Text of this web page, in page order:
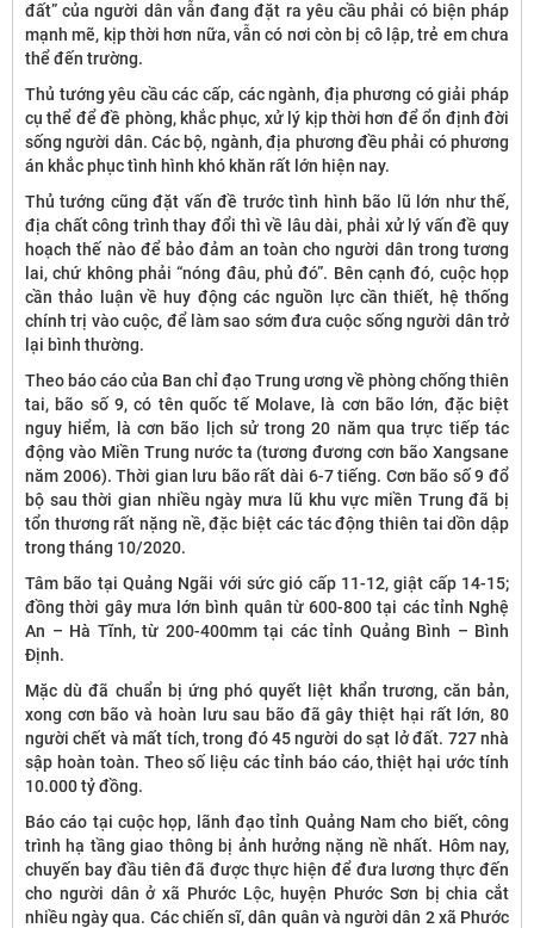
đất” của người dân vẫn đang đặt ra yêu cầu phải có biện pháp
mạnh mẽ, kịp thời hơn nữa, vẫn có nơi còn bị cô lập, trẻ em chưa
thể đến trường.
Thủ tướng yêu cầu các cấp, các ngành, địa phương có giải pháp
cụ thể để đề phòng, khắc phục, xử lý kịp thời hơn để ổn định đời
sống người dân. Các bộ, ngành, địa phương đều phải có phương
án khắc phục tình hình khó khăn rất lớn hiện nay.
Thủ tướng cũng đặt vấn đề trước tình hình bão lũ lớn như thế,
địa chất công trình thay đổi thì về lâu dài, phải xử lý vấn đề quy
hoạch thế nào để bảo đảm an toàn cho người dân trong tương
lai, chứ không phải “nóng đâu, phủ đó”. Bên cạnh đó, cuộc họp
cần thảo luận về huy động các nguồn lực cần thiết, hệ thống
chính trị vào cuộc, để làm sao sớm đưa cuộc sống người dân trở
lại bình thường.
Theo báo cáo của Ban chỉ đạo Trung ương về phòng chống thiên
tai, bão số 9, có tên quốc tế Molave, là cơn bão lớn, đặc biệt
nguy hiểm, là cơn bão lịch sử trong 20 năm qua trực tiếp tác
động vào Miền Trung nước ta (tương đương cơn bão Xangsane
năm 2006). Thời gian lưu bão rất dài 6-7 tiếng. Cơn bão số 9 đổ
bộ sau thời gian nhiều ngày mưa lũ khu vực miền Trung đã bị
tổn thương rất nặng nề, đặc biệt các tác động thiên tai dồn dập
trong tháng 10/2020.
Tâm bão tại Quảng Ngãi với sức gió cấp 11-12, giật cấp 14-15;
đồng thời gây mưa lớn bình quân từ 600-800 tại các tỉnh Nghệ
An – Hà Tĩnh, từ 200-400mm tại các tỉnh Quảng Bình – Bình
Định.
Mặc dù đã chuẩn bị ứng phó quyết liệt khẩn trương, căn bản,
xong cơn bão và hoàn lưu sau bão đã gây thiệt hại rất lớn, 80
người chết và mất tích, trong đó 45 người do sạt lở đất. 727 nhà
sập hoàn toàn. Theo số liệu các tỉnh báo cáo, thiệt hại ước tính
10.000 tỷ đồng.
Báo cáo tại cuộc họp, lãnh đạo tỉnh Quảng Nam cho biết, công
trình hạ tầng giao thông bị ảnh hưởng nặng nề nhất. Hôm nay,
chuyến bay đầu tiên đã được thực hiện để đưa lương thực đến
cho người dân ở xã Phước Lộc, huyện Phước Sơn bị chia cắt
nhiều ngày qua. Các chiến sĩ, dân quân và người dân 2 xã Phước